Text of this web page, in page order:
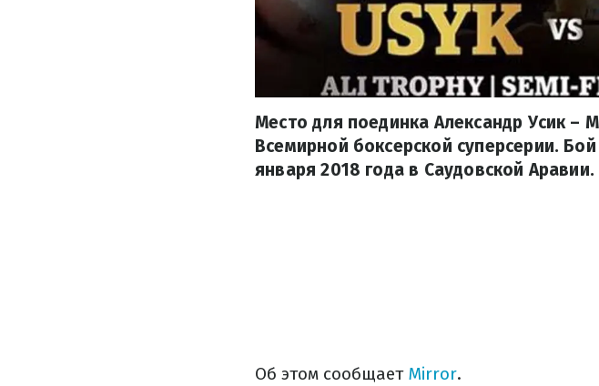
Место для поединка Александр Усик –
Всемирной боксерской суперсерии.
января 2018 года в Саудовской Аравии.
Об этом сообщает Мirror.